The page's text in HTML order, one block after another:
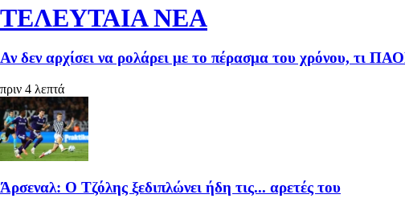
ΤΕΛΕΥΤΑΙΑ ΝΕΑ
Αν δεν αρχίσει να ρολάρει με το πέρασμα του χρόνου, τι
πριν 4 λεπτά
Άρσεναλ: Ο Τζόλης ξεδιπλώνει ήδη τις... αρετές του